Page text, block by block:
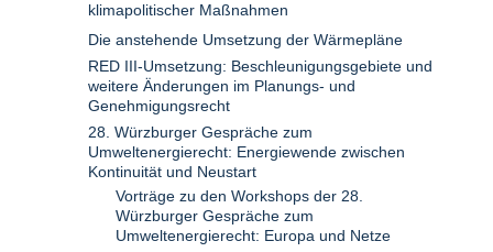
klimapolitischer Maßnahmen
Die anstehende Umsetzung der Wärmepläne
RED III-Umsetzung: Beschleunigungsgebiete und
weitere Änderungen im Planungs- und
Genehmigungsrecht
28. Würzburger Gespräche zum
Umweltenergierecht: Energiewende zwischen
Kontinuität und Neustart
Vorträge zu den Workshops der 28.
Würzburger Gespräche zum
Umweltenergierecht: Europa und Netze